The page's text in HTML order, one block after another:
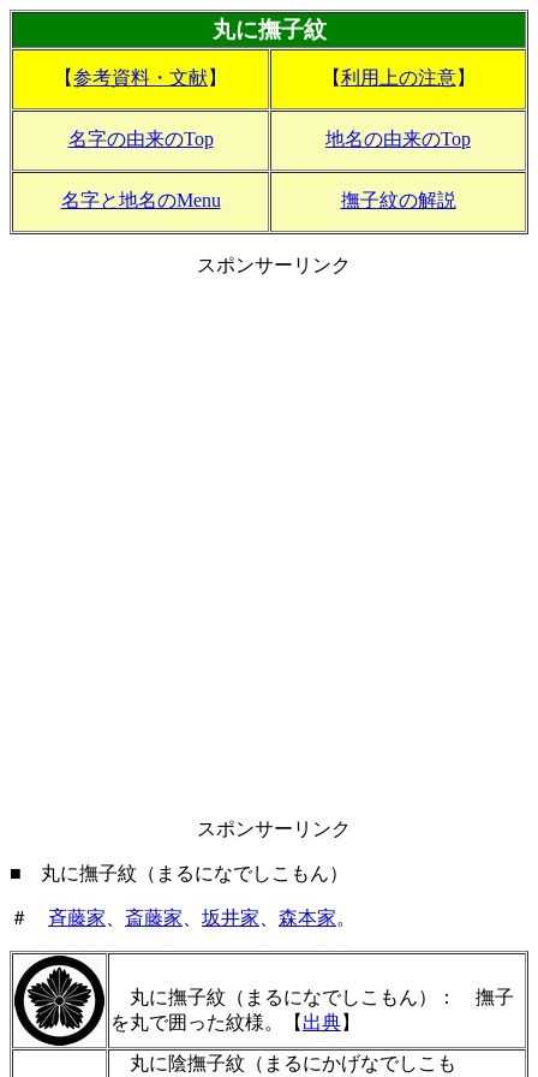
丸に撫子紋
【参考資料・文献】 【利用上の注意】
名字の由来のTop 地名の由来のTop
名字と地名のMenu 撫子紋の解説
スポンサーリンク
スポンサーリンク
■ 丸に撫子紋（まるになでしこもん）
＃ 斉藤家 斎藤家 坂井家 森本家。
丸に撫子紋（まるになでしこもん）： 撫子
を丸で囲った紋様。【 出典】
丸に陰撫子紋（まるにかげなでしこも